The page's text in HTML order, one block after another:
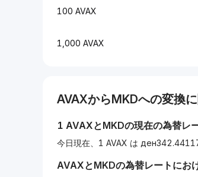
100 AVAX
1,000 AVAX
AVAXからMKDへの変換
1 AVAXとMKDの現在の為替レ
今日現在、1 AVAX は
AVAXとMKDの為替レートにお